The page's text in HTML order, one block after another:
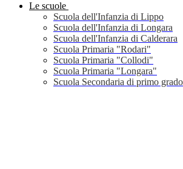
Le scuole
Scuola dell'Infanzia di Lippo
Scuola dell'Infanzia di Longara
Scuola dell'Infanzia di Calderara
Scuola Primaria "Rodari"
Scuola Primaria "Collodi"
Scuola Primaria "Longara"
Scuola Secondaria di primo